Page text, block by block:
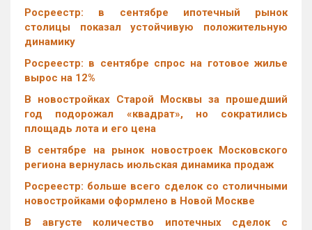
Росреестр: в сентябре ипотечный рынок
столицы показал устойчивую положительную
динамику
Росреестр: в сентябре спрос на готовое жилье
вырос на 12%
В новостройках Старой Москвы за прошедший
год подорожал «квадрат», но сократились
площадь лота и его цена
В сентябре на рынок новостроек Московского
региона вернулась июльская динамика продаж
Росреестр: больше всего сделок со столичными
новостройками оформлено в Новой Москве
В августе количество ипотечных сделок с